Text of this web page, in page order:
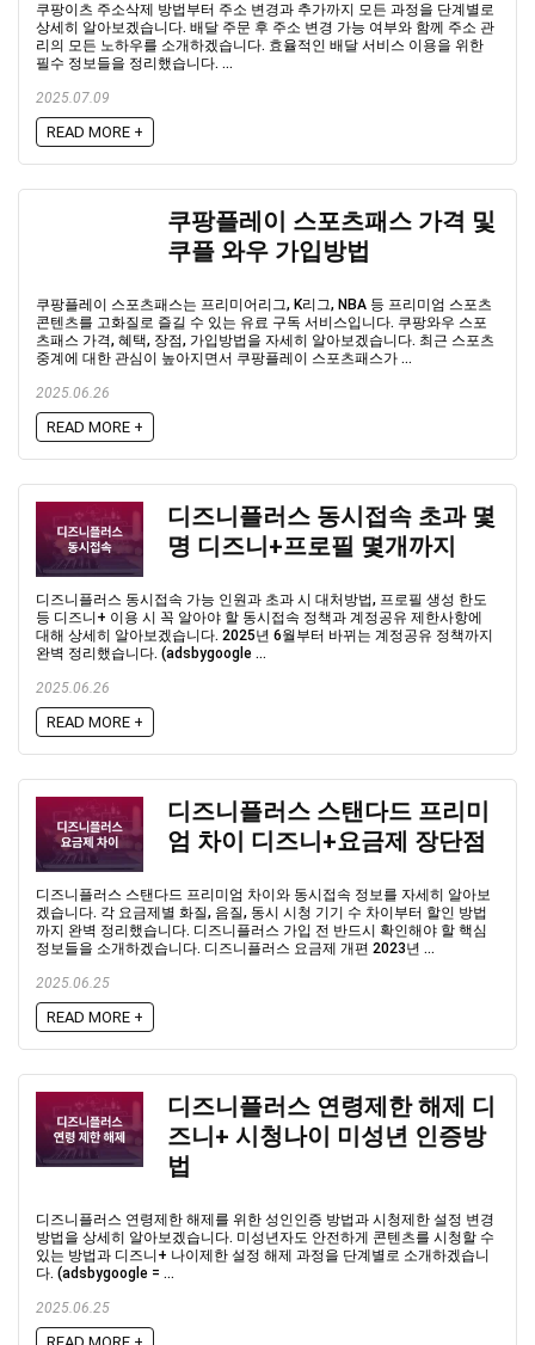
쿠팡이츠 주소삭제 방법부터 주소 변경과 추가까지 모든 과정을 단계별로
상세히 알아보겠습니다. 배달 주문 후 주소 변경 가능 여부와 함께 주소 관
리의 모든 노하우를 소개하겠습니다. 효율적인 배달 서비스 이용을 위한
필수 정보들을 정리했습니다. ...
2025.07.09
READ MORE +
쿠팡플레이 스포츠패스 가격 및
쿠플 와우 가입방법
쿠팡플레이 스포츠패스는 프리미어리그, K리그, NBA 등 프리미엄 스포츠
콘텐츠를 고화질로 즐길 수 있는 유료 구독 서비스입니다. 쿠팡와우 스포
츠패스 가격, 혜택, 장점, 가입방법을 자세히 알아보겠습니다. 최근 스포츠
중계에 대한 관심이 높아지면서 쿠팡플레이 스포츠패스가 ...
2025.06.26
READ MORE +
디즈니플러스 동시접속 초과 몇
명 디즈니+프로필 몇개까지
디즈니플러스 동시접속 가능 인원과 초과 시 대처방법, 프로필 생성 한도
등 디즈니+ 이용 시 꼭 알아야 할 동시접속 정책과 계정공유 제한사항에
대해 상세히 알아보겠습니다. 2025년 6월부터 바뀌는 계정공유 정책까지
완벽 정리했습니다. (adsbygoogle ...
2025.06.26
READ MORE +
디즈니플러스 스탠다드 프리미
엄 차이 디즈니+요금제 장단점
디즈니플러스 스탠다드 프리미엄 차이와 동시접속 정보를 자세히 알아보
겠습니다. 각 요금제별 화질, 음질, 동시 시청 기기 수 차이부터 할인 방법
까지 완벽 정리했습니다. 디즈니플러스 가입 전 반드시 확인해야 할 핵심
정보들을 소개하겠습니다. 디즈니플러스 요금제 개편 2023년 ...
2025.06.25
READ MORE +
디즈니플러스 연령제한 해제 디
즈니+ 시청나이 미성년 인증방
법
디즈니플러스 연령제한 해제를 위한 성인인증 방법과 시청제한 설정 변경
방법을 상세히 알아보겠습니다. 미성년자도 안전하게 콘텐츠를 시청할 수
있는 방법과 디즈니+ 나이제한 설정 해제 과정을 단계별로 소개하겠습니
다. (adsbygoogle = ...
2025.06.25